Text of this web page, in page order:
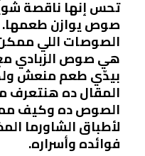
تحس إنها ناقصة
صوص يوازن طعمها.
الصوصات اللي
هي صوص الزبادي مع
بيدّي طعم منعش
المقال ده هنتعرف
الصوص ده وكيف
لأطباق الشاورما
فوائده وأسراره.